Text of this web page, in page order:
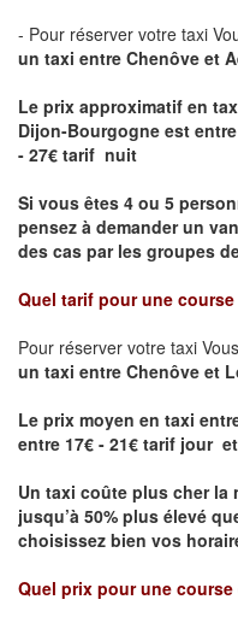
- Pour réserver votre taxi
un taxi entre Chenôve et
Le prix approximatif en
Dijon-Bourgogne est
- 27€ tarif nuit
Si vous êtes 4 ou 5
pensez à demander un
des cas par les groupes
Quel tarif pour une
Pour réserver votre taxi
un taxi entre Chenôve et
Le prix moyen en taxi
entre 17€ - 21€ tarif jour
Un taxi coûte plus cher
jusqu’à 50% plus élevé
choisissez bien vos
Quel prix pour une